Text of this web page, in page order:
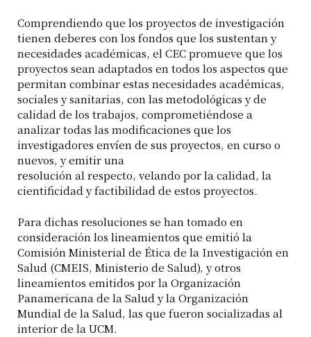
Comprendiendo que los proyectos de investigación
tienen deberes con los fondos que los sustentan y
necesidades académicas, el CEC promueve que los
proyectos sean adaptados en todos los aspectos que
permitan combinar estas necesidades académicas,
sociales y sanitarias, con las metodológicas y de
calidad de los trabajos, comprometiéndose a
analizar todas las modificaciones que los
investigadores envíen de sus proyectos, en curso o
nuevos, y emitir una
resolución al respecto, velando por la calidad, la
cientificidad y factibilidad de estos proyectos.
Para dichas resoluciones se han tomado en
consideración los lineamientos que emitió la
Comisión Ministerial de Ética de la Investigación en
Salud (CMEIS, Ministerio de Salud), y otros
lineamientos emitidos por la Organización
Panamericana de la Salud y la Organización
Mundial de la Salud, las que fueron socializadas al
interior de la UCM.